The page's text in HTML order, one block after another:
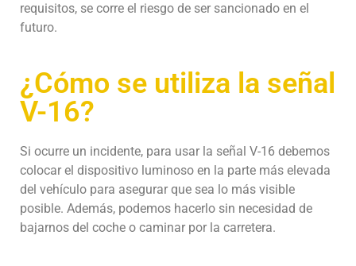
requisitos, se corre el riesgo de ser sancionado en el
futuro.
¿Cómo se utiliza la señal
V-16?
Si ocurre un incidente, para usar la señal V-16 debemos
colocar el dispositivo luminoso en la parte más elevada
del vehículo para asegurar que sea lo más visible
posible. Además, podemos hacerlo sin necesidad de
bajarnos del coche o caminar por la carretera.